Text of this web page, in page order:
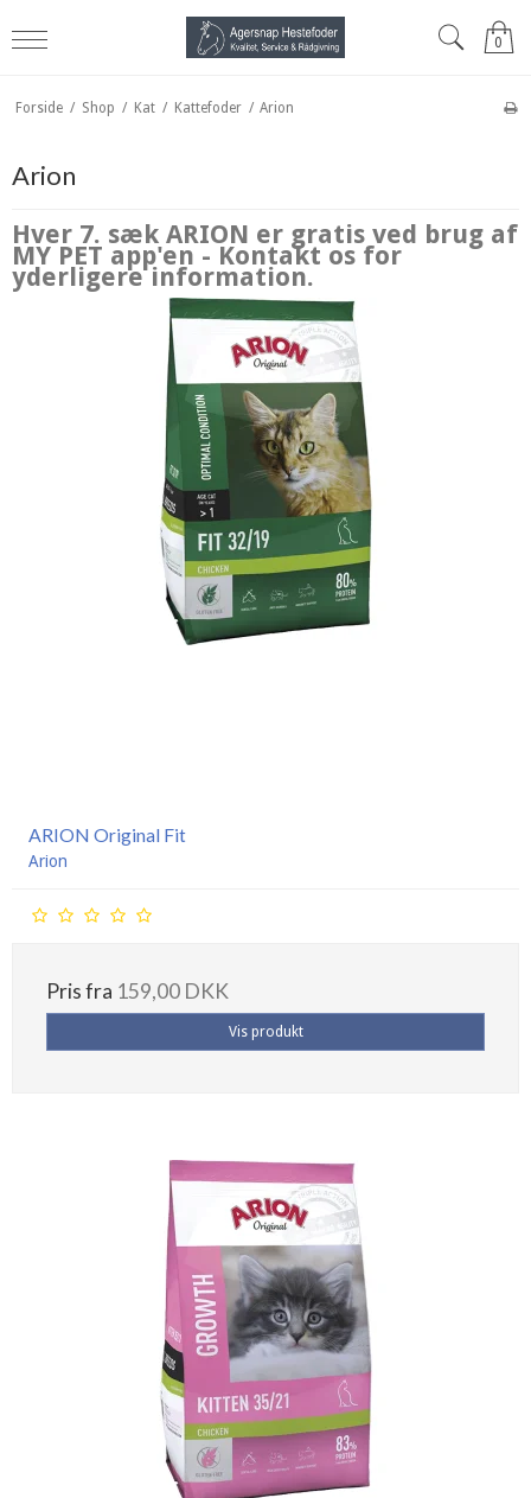
0
Forside / Shop / Kat / Kattefoder / Arion
Arion
Hver 7. sæk ARION er gratis ved brug af
MY PET app'en - Kontakt os for
yderligere information.
ARION Original Fit
Arion
Pris fra 159,00 DKK
Vis produkt